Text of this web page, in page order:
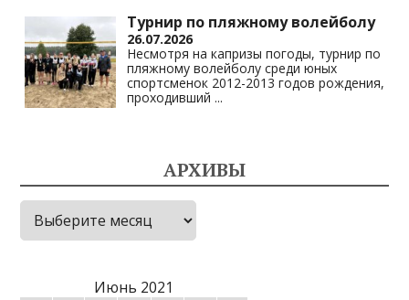
Турнир по пляжному волейболу
26.07.2026
Несмотря на капризы погоды, турнир по
пляжному волейболу среди юных
спортсменок 2012-2013 годов рождения,
проходивший ...
АРХИВЫ
Архивы
Июнь 2021